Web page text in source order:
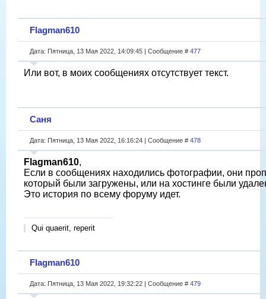
Flagman610
Дата: Пятница, 13 Мая 2022, 14:09:45 | Сообщение # 477
Или вот, в моих сообщениях отсутствует текст.
Саня
Дата: Пятница, 13 Мая 2022, 16:16:24 | Сообщение # 478
Flagman610,
Если в сообщениях находились фотографии, они
который были загружены, или на хостинге были
Это история по всему форуму идет.
Qui quaerit, reperit
Flagman610
Дата: Пятница, 13 Мая 2022, 19:32:22 | Сообщение # 479